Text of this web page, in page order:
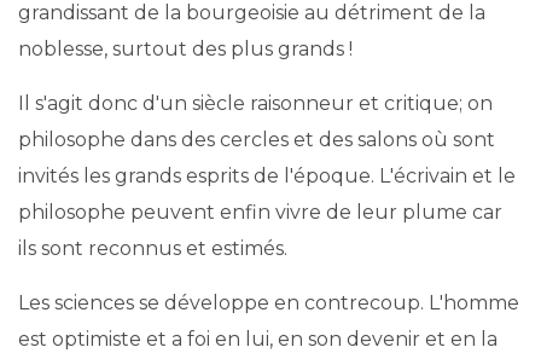
grandissant de la bourgeoisie au détriment de la
noblesse, surtout des plus grands !
Il s'agit donc d'un siècle raisonneur et critique; on
philosophe dans des cercles et des salons où sont
invités les grands esprits de l'époque. L'écrivain et le
philosophe peuvent enfin vivre de leur plume car
ils sont reconnus et estimés.
Les sciences se développe en contrecoup. L'homme
est optimiste et a foi en lui, en son devenir et en la